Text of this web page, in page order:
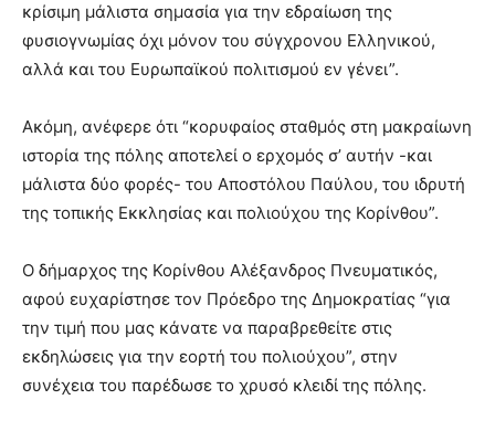
κρίσιμη μάλιστα σημασία για την εδραίωση της
φυσιογνωμίας όχι μόνον του σύγχρονου Ελληνικού,
αλλά και του Ευρωπαϊκού πολιτισμού εν γένει”.
Ακόμη, ανέφερε ότι “κορυφαίος σταθμός στη μακραίωνη
ιστορία της πόλης αποτελεί ο ερχομός σ’ αυτήν -και
μάλιστα δύο φορές- του Αποστόλου Παύλου, του ιδρυτή
της τοπικής Εκκλησίας και πολιούχου της Κορίνθου”.
Ο δήμαρχος της Κορίνθου Αλέξανδρος Πνευματικός,
αφού ευχαρίστησε τον Πρόεδρο της Δημοκρατίας “για
την τιμή που μας κάνατε να παραβρεθείτε στις
εκδηλώσεις για την εορτή του πολιούχου”, στην
συνέχεια του παρέδωσε το χρυσό κλειδί της πόλης.